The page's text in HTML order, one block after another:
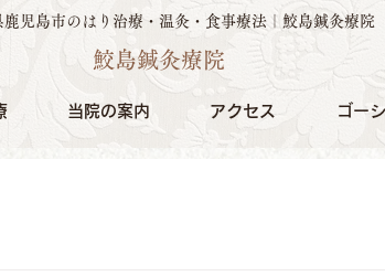
鹿児島市のはり治療・温灸・食事療法｜鮫島鍼灸療院
鮫島鍼灸療院
当院の案内 アクセス ゴー